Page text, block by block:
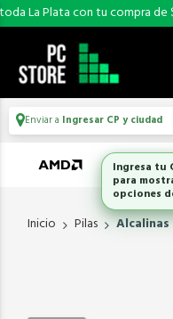
La Plata con tu compra de
Enviar a Ingresar CP y ciudad
Inicio Pilas Alcalinas
Ingresa tu
para
opciones